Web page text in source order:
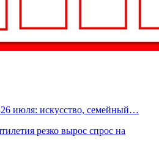
июля: искусство, семейный…
резко вырос спрос на